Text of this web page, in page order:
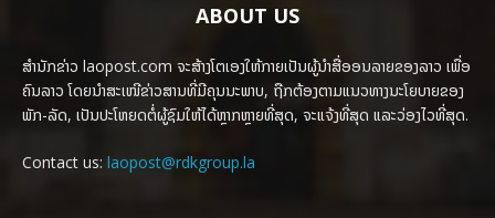
ABOUT US
ສຳນັກຂ່າວ laopost.com ຈະສ້າງໂຕເອງໃຫ້ກາຍເປັນຜູ້ນຳສື່ອອນລາຍຂອງລາວ ເພື່ອ
ຄົນລາວ ໂດຍນຳສະເໜີຂ່າວສານທີ່ມີຄຸນນະພາບ, ຖືກຕ້ອງຕາມແນວທາງນະໂຍບາຍຂອງ
ພັກ-ລັດ, ເປັນປະໂຫຍດຕໍ່ຜູ້ຊົມໃຫ້ໄດ້ຫຼາກຫຼາຍທີ່ສຸດ, ຈະແຈ້ງທີ່ສຸດ ແລະວ່ອງໄວທີ່ສຸດ.
Contact us: laopost@rdkgroup.la